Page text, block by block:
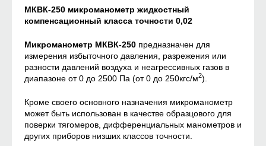
МКВК-250 микроманометр жидкостный
компенсационный класса точности 0,02
Микроманометр МКВК-250 предназначен для
измерения избыточного давления, разреже­ния или
разности давлений воздуха и неагрессивных газов в
диапазоне от 0 до 2500 Па (от 0 до 250кгс/м2).
Кроме своего основного назначения микроманометр
может быть использован в качестве образцового для
поверки тягомеров, дифференциальных манометров и
других при­боров низших классов точности.